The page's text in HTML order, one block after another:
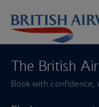
The British
Book with confidence,